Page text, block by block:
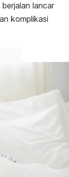
lancar
komplikasi